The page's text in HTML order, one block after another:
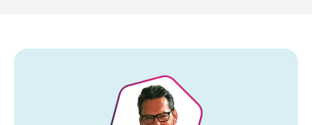
Je découvre